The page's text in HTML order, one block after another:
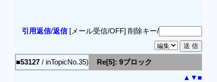
引用返信/返信[メール受信/OFF] 削除キー/
■53127 / inTopicNo.35)
Re[5]: 9ブロック
▲ ▼■